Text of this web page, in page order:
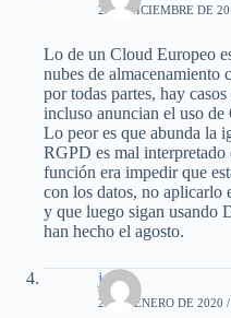
2 DE DICIEMBRE DE
Lo de un Cloud Europeo
nubes de
por todas partes, hay
incluso anuncian el uso
Lo peor es que abunda la
RGPD es mal interpretado
función era impedir que
con los datos, no aplicarlo
y que luego sigan usando
han hecho el agosto.
jesus
26 DE ENERO DE 2020